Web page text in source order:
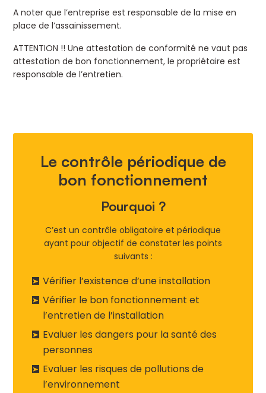
A noter que l’entreprise est responsable de la mise en
place de l’assainissement.
ATTENTION !! Une attestation de conformité ne vaut pas
attestation de bon fonctionnement, le propriétaire est
responsable de l’entretien.
Le contrôle périodique de
bon fonctionnement
Pourquoi ?
C’est un contrôle obligatoire et périodique
ayant pour objectif de constater les points
suivants :
Vérifier l’existence d’une installation
Vérifier le bon fonctionnement et
l’entretien de l’installation
Evaluer les dangers pour la santé des
personnes
Evaluer les risques de pollutions de
l’environnement